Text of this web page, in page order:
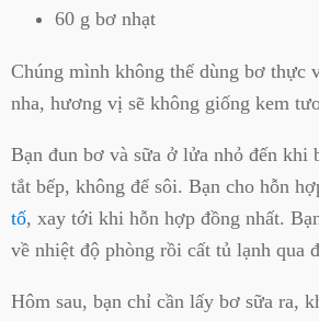
60 g bơ nhạt
Chúng mình không thể dùng bơ thực
nha, hương vị sẽ không giống kem
Bạn đun bơ và sữa ở lửa nhỏ đến khi
tắt bếp, không để sôi. Bạn cho hỗn
tố, xay tới khi hỗn hợp đồng nhất.
về nhiệt độ phòng rồi cất tủ lạnh qua
Hôm sau, bạn chỉ cần lấy bơ sữa ra,